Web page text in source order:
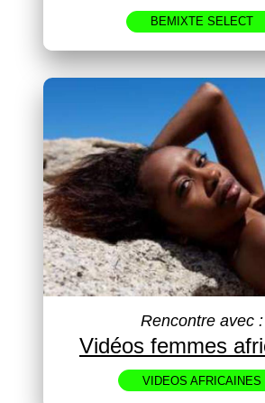
BEMIXTE SELECT
Rencontre avec :
Vidéos femmes
VIDEOS AFRICAINES